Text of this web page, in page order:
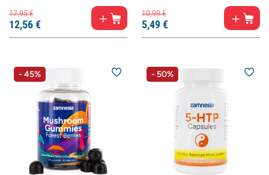
17,95€
12,56€
10,99€
5,49€
- 45% - 50%